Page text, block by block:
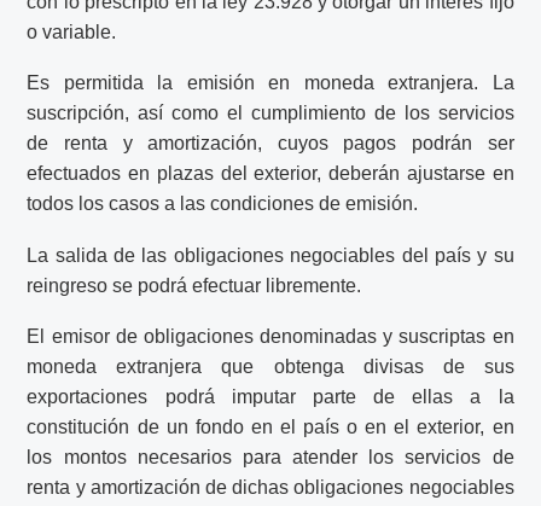
o variable.
Es permitida la emisión en moneda extranjera. La
suscripción, así como el cumplimiento de los servicios
de renta y amortización, cuyos pagos podrán ser
efectuados en plazas del exterior, deberán ajustarse en
todos los casos a las condiciones de emisión.
La salida de las obligaciones negociables del país y su
reingreso se podrá efectuar libremente.
El emisor de obligaciones denominadas y suscriptas en
moneda extranjera que obtenga divisas de sus
exportaciones podrá imputar parte de ellas a la
constitución de un fondo en el país o en el exterior, en
los montos necesarios para atender los servicios de
renta y amortización de dichas obligaciones negociables